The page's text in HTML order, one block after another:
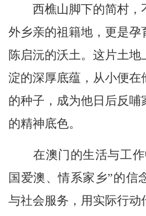
西樵山脚下的简村，
外乡亲的祖籍地，更是孕
陈启沅的沃土。这片土
淀的深厚底蕴，从小便
的种子，成为他日后反
的精神底色。
在澳门的生活与工作
国爱澳、情系家乡”的信
与社会服务，用实际行动